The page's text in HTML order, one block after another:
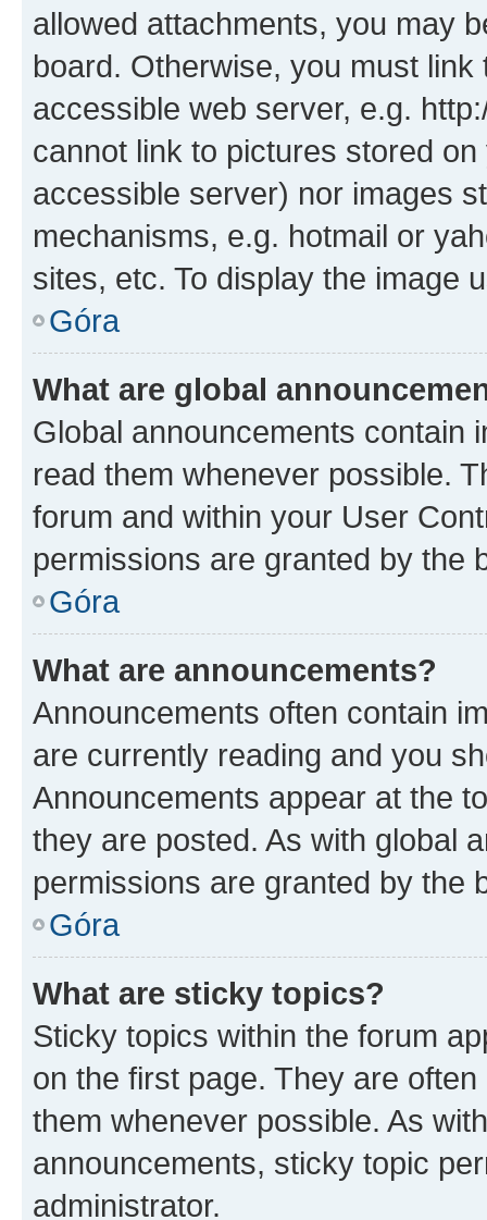
allowed attachments, you may
board. Otherwise, you must
accessible web server, e.g.
cannot link to pictures stored
accessible server) nor images
mechanisms, e.g. hotmail or
sites, etc. To display the image
Góra
What are global
Global announcements contain
read them whenever possible.
forum and within your User
permissions are granted by the
Góra
What are announcements?
Announcements often contain
are currently reading and you
Announcements appear at the
they are posted. As with global
permissions are granted by the
Góra
What are sticky topics?
Sticky topics within the forum
on the first page. They are
them whenever possible. As
announcements, sticky topic
administrator.